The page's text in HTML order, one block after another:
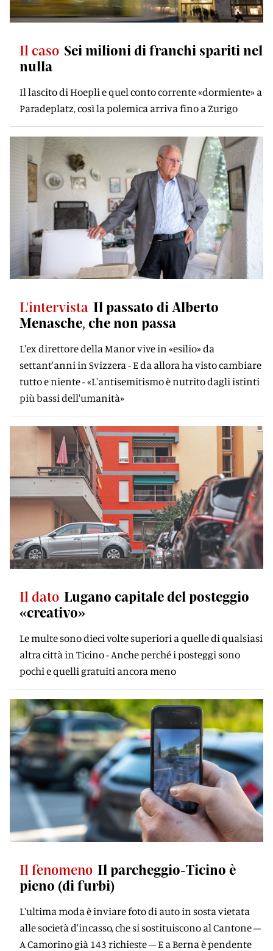
Il caso Sei milioni di franchi spariti nel
nulla
Il lascito di Hoepli e quel conto corrente «dormiente» a
Paradeplatz, così la polemica arriva fino a Zurigo
L'intervista Il passato di Alberto
Menasche, che non passa
L'ex direttore della Manor vive in «esilio» da
settant'anni in Svizzera - E da allora ha visto cambiare
tutto e niente - «L'antisemitismo è nutrito dagli istinti
più bassi dell'umanità»
Il dato Lugano capitale del posteggio
«creativo»
Le multe sono dieci volte superiori a quelle di qualsiasi
altra città in Ticino - Anche perché i posteggi sono
pochi e quelli gratuiti ancora meno
Il fenomeno Il parcheggio-Ticino è
pieno (di furbi)
L'ultima moda è inviare foto di auto in sosta vietata
alle società d'incasso, che si sostituiscono al Cantone –
A Camorino già 143 richieste – E a Berna è pendente